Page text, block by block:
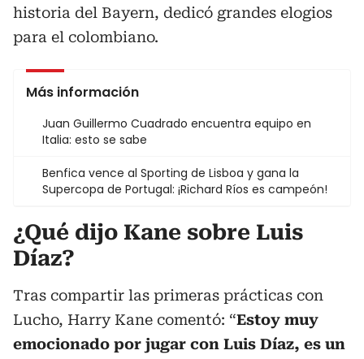
historia del Bayern, dedicó grandes elogios
para el colombiano.
Más información
Juan Guillermo Cuadrado encuentra equipo en
Italia: esto se sabe
Benfica vence al Sporting de Lisboa y gana la
Supercopa de Portugal: ¡Richard Ríos es campeón!
¿Qué dijo Kane sobre Luis
Díaz?
Tras compartir las primeras prácticas con
Lucho, Harry Kane comentó: “Estoy muy
emocionado por jugar con Luis Díaz, es un